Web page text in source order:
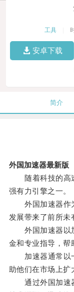
工具
安卓下载
简介
外国加速器最新版
随着科技的高速
强有力引擎之一。
外国加速器作为
发展带来了前所未
外国加速器以加
金和专业指导，帮
加速器通常以一
助他们在市场上扩
通过外国加速器